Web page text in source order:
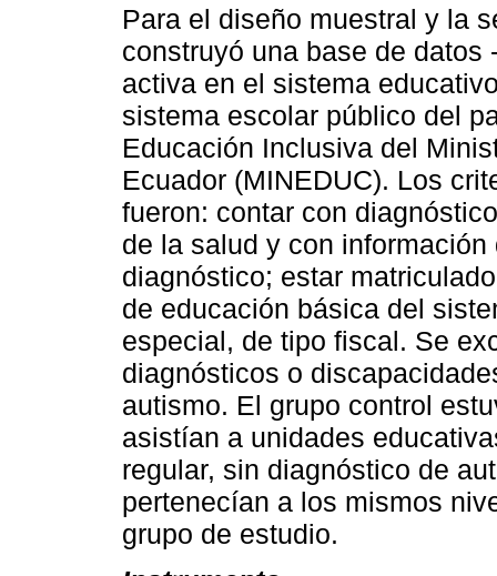
Para el diseño muestral y la
construyó una base de datos
activa en el sistema
sistema escolar público del
Educación Inclusiva del
Ecuador (MINEDUC). Los
fueron: contar con
de la salud y con
diagnóstico; estar
de educación básica del
especial, de tipo fiscal. Se
diagnósticos o
autismo. El grupo control
asistían a unidades
regular, sin diagnóstico de
pertenecían a los mismos
grupo de estudio.